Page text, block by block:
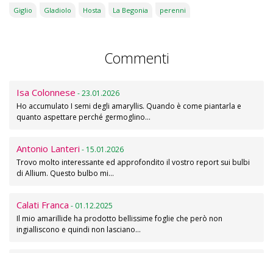
Giglio Gladiolo Hosta La Begonia perenni
Commenti
Isa Colonnese - 23.01.2026
Ho accumulato I semi degli amaryllis. Quando è come piantarla e
quanto aspettare perché germoglino…
Antonio Lanteri - 15.01.2026
Trovo molto interessante ed approfondito il vostro report sui bulbi
di Allium. Questo bulbo mi…
Calati Franca - 01.12.2025
Il mio amarillide ha prodotto bellissime foglie che però non
ingialliscono e quindi non lasciano…